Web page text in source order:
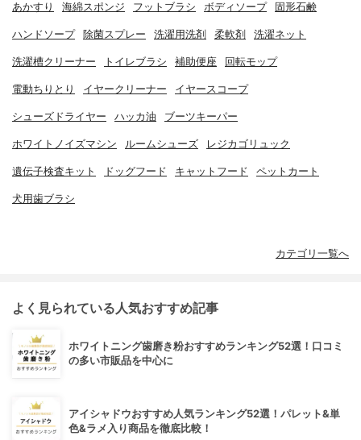
あかすり 海綿スポンジ フットブラシ ボディソープ 固形石鹸
ハンドソープ 除菌スプレー 洗濯用洗剤 柔軟剤 洗濯ネット
洗濯槽クリーナー トイレブラシ 補助便座 回転モップ
電動ちりとり イヤークリーナー イヤースコープ
シューズドライヤー ハッカ油 ブーツキーパー
ホワイトノイズマシン ルームシューズ レジカゴリュック
遺伝子検査キット ドッグフード キャットフード ペットカート
犬用歯ブラシ
カテゴリ一覧へ
よく見られている人気おすすめ記事
ホワイトニング歯磨き粉おすすめランキング52選！口コミ
の多い市販品を中心に
アイシャドウおすすめ人気ランキング52選！パレット&単
色&ラメ入り商品を徹底比較！